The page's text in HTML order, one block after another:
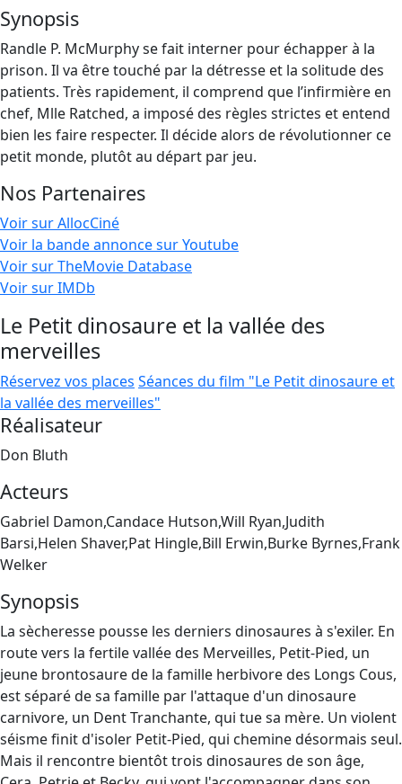
Synopsis
Randle P. McMurphy se fait interner pour échapper à la
prison. Il va être touché par la détresse et la solitude des
patients. Très rapidement, il comprend que l’infirmière en
chef, Mlle Ratched, a imposé des règles strictes et entend
bien les faire respecter. Il décide alors de révolutionner ce
petit monde, plutôt au départ par jeu.
Nos Partenaires
Voir sur AllocCiné
Voir la bande annonce sur Youtube
Voir sur TheMovie Database
Voir sur IMDb
Le Petit dinosaure et la vallée des
merveilles
Réservez vos places Séances du film "Le Petit dinosaure et
la vallée des merveilles"
Réalisateur
Don Bluth
Acteurs
Gabriel Damon,Candace Hutson,Will Ryan,Judith
Barsi,Helen Shaver,Pat Hingle,Bill Erwin,Burke Byrnes,Frank
Welker
Synopsis
La sècheresse pousse les derniers dinosaures à s'exiler. En
route vers la fertile vallée des Merveilles, Petit-Pied, un
jeune brontosaure de la famille herbivore des Longs Cous,
est séparé de sa famille par l'attaque d'un dinosaure
carnivore, un Dent Tranchante, qui tue sa mère. Un violent
séisme finit d'isoler Petit-Pied, qui chemine désormais seul.
Mais il rencontre bientôt trois dinosaures de son âge,